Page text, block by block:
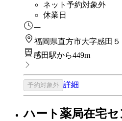
ネット予約対象外
休業日
ー
福岡県直方市大字感田５
感田駅から449m
予約対象外 詳細
ハート薬局在宅セ